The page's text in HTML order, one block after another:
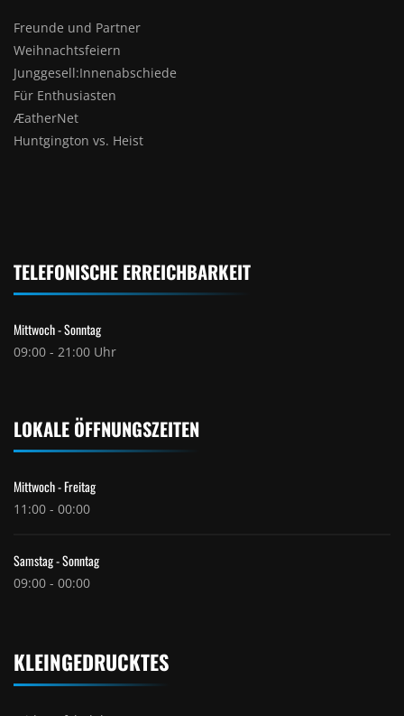
Freunde und Partner
Weihnachtsfeiern
Junggesell:Innenabschiede
Für Enthusiasten
ÆatherNet
Huntgington vs. Heist
TELEFONISCHE ERREICHBARKEIT
Mittwoch - Sonntag
09:00 - 21:00 Uhr
LOKALE ÖFFNUNGSZEITEN
Mittwoch - Freitag
11:00 - 00:00
Samstag - Sonntag
09:00 - 00:00
KLEINGEDRUCKTES